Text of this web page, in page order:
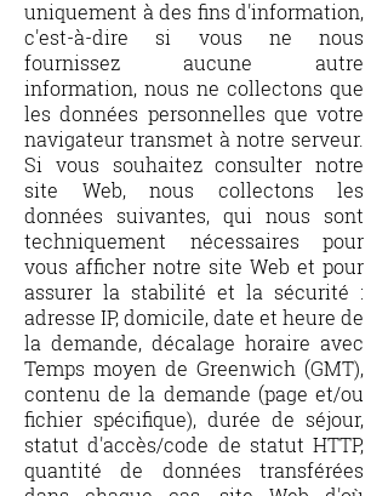
uniquement à des fins d'information,
c'est-à-dire si vous ne nous
fournissez aucune autre
information, nous ne collectons que
les données personnelles que votre
navigateur transmet à notre serveur.
Si vous souhaitez consulter notre
site Web, nous collectons les
données suivantes, qui nous sont
techniquement nécessaires pour
vous afficher notre site Web et pour
assurer la stabilité et la sécurité :
adresse IP, domicile, date et heure de
la demande, décalage horaire avec
Temps moyen de Greenwich (GMT),
contenu de la demande (page et/ou
fichier spécifique), durée de séjour,
statut d'accès/code de statut HTTP,
quantité de données transférées